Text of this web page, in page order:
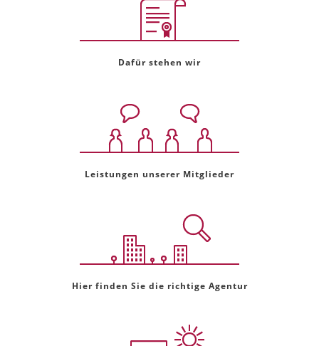
Dafür stehen wir
Leistungen unserer Mitglieder
Hier finden Sie die richtige Agentur